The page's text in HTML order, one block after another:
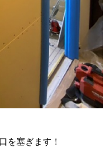
を塞ぎます！